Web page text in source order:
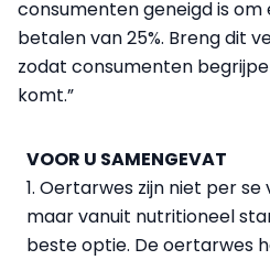
consumenten geneigd is
betalen van 25%. Breng dit
zodat consumenten
komt.”
VOOR U SAMENGEVAT
1. Oertarwes zijn niet per
maar vanuit nutritioneel
beste optie. De oertarwes